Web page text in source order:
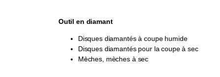
Outil en diamant
Disques diamantés à coupe humide
Disques diamantés pour la coupe à sec
Mèches, mèches à sec